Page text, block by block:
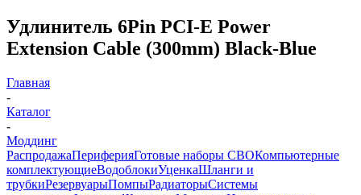
Удлинитель 6Pin PCI-E Power
Extension Cable (300mm) Black-Blue
Главная
-
Каталог
-
Моддинг
РаспродажаПериферияГотовые наборы СВОКомпьютерные
комплектующиеВодоблокиУценкаШланги и
трубкиРезервуарыПомпыРадиаторыСистемы